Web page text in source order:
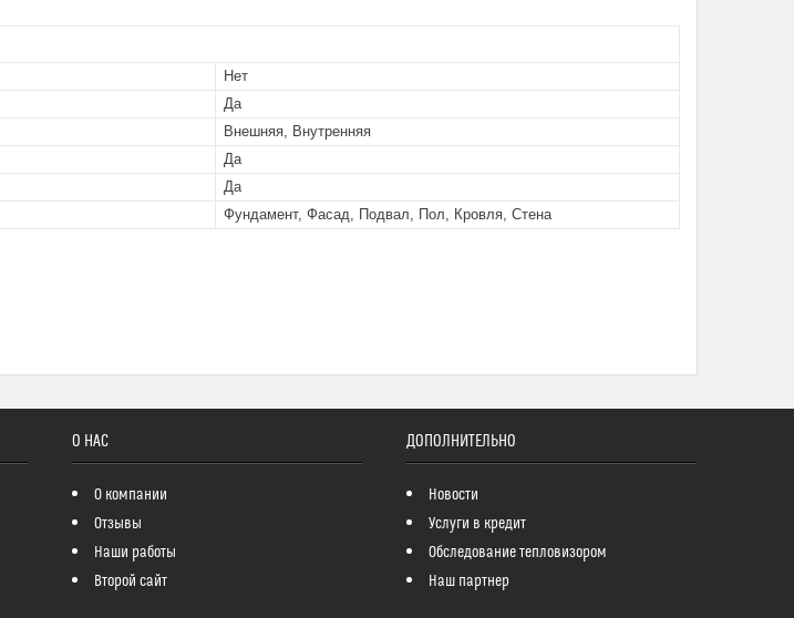
Нет
Да
Внешняя, Внутренняя
Да
Да
Фундамент, Фасад, Подвал, Пол, Кровля, Стена
О НАС
О компании
Отзывы
Наши работы
Второй сайт
ДОПОЛНИТЕЛЬНО
Новости
Услуги в кредит
Обследование тепловизором
Наш партнер